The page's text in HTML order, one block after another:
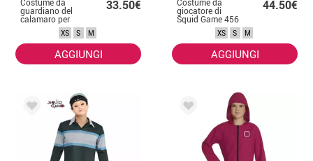
guardiano del
calamaro per
33.50€
XS S M
AGGIUNGI
giocatore di
Squid Game 456
per uomo
44.50€
XS S M
AGGIUNGI